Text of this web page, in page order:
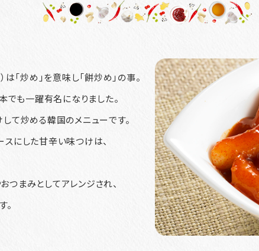
は「炒め」を意味し「餅炒め」の事。
でも一躍有名になりました。
て炒める韓国のメニューです。
にした甘辛い味つけは、
まみとしてアレンジされ、
。